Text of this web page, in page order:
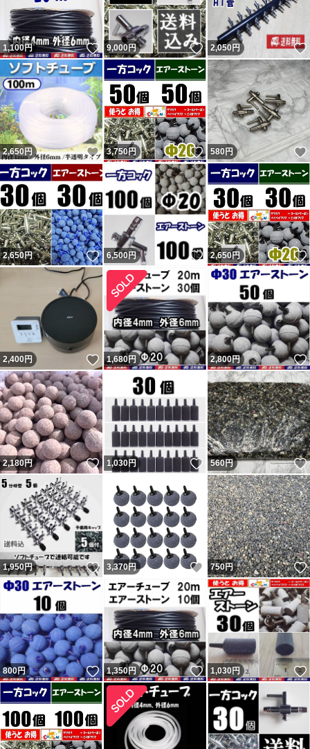
1,100円 いいね！
9,000円 いいね！
2,050円
2,650円 いいね！
3,750円 いいね！
580円
2,650円 いいね！
6,500円 いいね！
2,650円
2,400円 いいね！
1,680円 2,800円
2,180円 いいね！
1,030円 いいね！
560円
1,950円 いいね！
3,370円 いいね！
750円
800円 いいね！
1,350円 いいね！
1,030円